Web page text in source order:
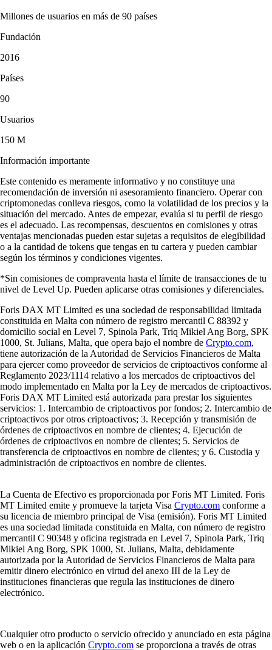
Millones de usuarios en más de 90 países
Fundación
2016
Países
90
Usuarios
150 M
Información importante
Este contenido es meramente informativo y no constituye una
recomendación de inversión ni asesoramiento financiero. Operar con
criptomonedas conlleva riesgos, como la volatilidad de los precios y la
situación del mercado. Antes de empezar, evalúa si tu perfil de riesgo
es el adecuado. Las recompensas, descuentos en comisiones y otras
ventajas mencionadas pueden estar sujetas a requisitos de elegibilidad
o a la cantidad de tokens que tengas en tu cartera y pueden cambiar
según los términos y condiciones vigentes.
*Sin comisiones de compraventa hasta el límite de transacciones de tu
nivel de Level Up. Pueden aplicarse otras comisiones y diferenciales.
Foris DAX MT Limited es una sociedad de responsabilidad limitada
constituida en Malta con número de registro mercantil C 88392 y
domicilio social en Level 7, Spinola Park, Triq Mikiel Ang Borg, SPK
1000, St. Julians, Malta, que opera bajo el nombre de Crypto.com,
tiene autorización de la Autoridad de Servicios Financieros de Malta
para ejercer como proveedor de servicios de criptoactivos conforme al
Reglamento 2023/1114 relativo a los mercados de criptoactivos del
modo implementado en Malta por la Ley de mercados de criptoactivos.
Foris DAX MT Limited está autorizada para prestar los siguientes
servicios: 1. Intercambio de criptoactivos por fondos; 2. Intercambio de
criptoactivos por otros criptoactivos; 3. Recepción y transmisión de
órdenes de criptoactivos en nombre de clientes; 4. Ejecución de
órdenes de criptoactivos en nombre de clientes; 5. Servicios de
transferencia de criptoactivos en nombre de clientes; y 6. Custodia y
administración de criptoactivos en nombre de clientes.
La Cuenta de Efectivo es proporcionada por Foris MT Limited. Foris
MT Limited emite y promueve la tarjeta Visa Crypto.com conforme a
su licencia de miembro principal de Visa (emisión). Foris MT Limited
es una sociedad limitada constituida en Malta, con número de registro
mercantil C 90348 y oficina registrada en Level 7, Spinola Park, Triq
Mikiel Ang Borg, SPK 1000, St. Julians, Malta, debidamente
autorizada por la Autoridad de Servicios Financieros de Malta para
emitir dinero electrónico en virtud del anexo III de la Ley de
instituciones financieras que regula las instituciones de dinero
electrónico.
Cualquier otro producto o servicio ofrecido y anunciado en esta página
web o en la aplicación Crypto.com se proporciona a través de otras